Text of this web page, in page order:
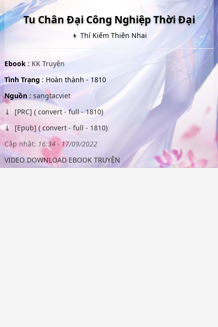
Tu Chân Đại Công Nghiệp Thời Đại
👦 Thí Kiếm Thiên Nhai
Ebook : KK Truyện
Tình Trạng : Hoàn thành - 1810
Nguồn: sangtacviet
[PRC] ( convert - full - 1810)
[Epub] ( convert - full - 1810)
Cập nhật: 16:34 - 17/09/2022
VIDEO DOWNLOAD EBOOK TRUYỆN